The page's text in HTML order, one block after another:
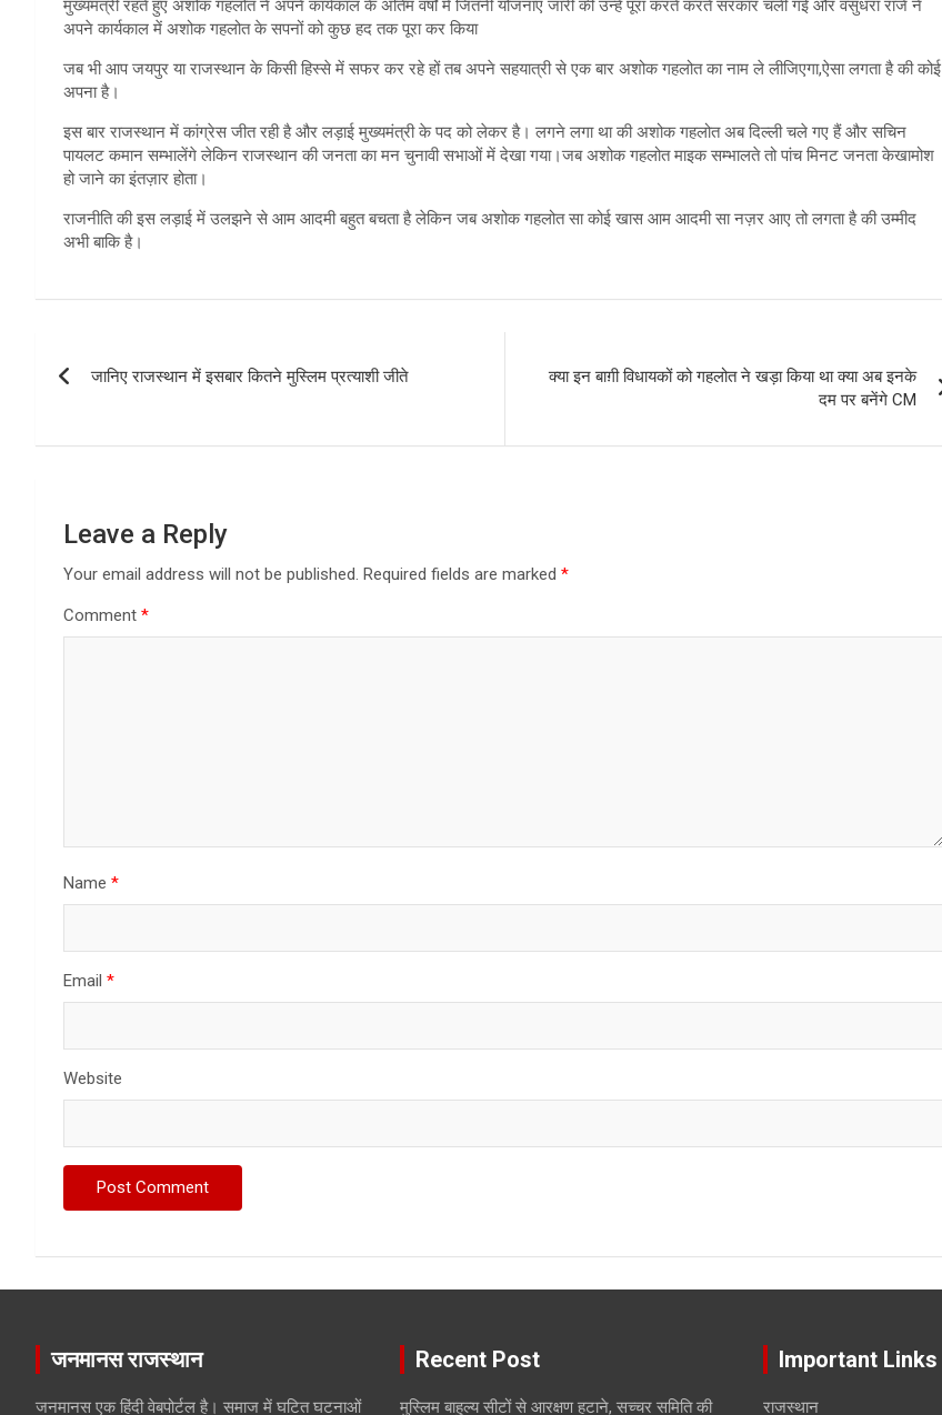
मुख्यमंत्री रहते हुए अशोक गहलोत ने अपने कार्यकाल के अंतिम वर्षों में जितनी योजनाएं जारी की उन्हें पूरा करते करते सरकार चली गई और वसुंधरा राजे ने
अपने कार्यकाल में अशोक गहलोत के सपनों को कुछ हद तक पूरा कर किया
जब भी आप जयपुर या राजस्थान के किसी हिस्से में सफर कर रहे हों तब अपने सहयात्री से एक बार अशोक गहलोत का नाम ले लीजिएगा,ऐसा लगता है की कोई
अपना है।
इस बार राजस्थान में कांग्रेस जीत रही है और लड़ाई मुख्यमंत्री के पद को लेकर है। लगने लगा था की अशोक गहलोत अब दिल्ली चले गए हैं और सचिन
पायलट कमान सम्भालेंगे लेकिन राजस्थान की जनता का मन चुनावी सभाओं में देखा गया।जब अशोक गहलोत माइक सम्भालते तो पांच मिनट जनता केखामोश
हो जाने का इंतज़ार होता।
राजनीति की इस लड़ाई में उलझने से आम आदमी बहुत बचता है लेकिन जब अशोक गहलोत सा कोई खास आम आदमी सा नज़र आए तो लगता है की उम्मीद
अभी बाकि है।
navigation
जानिए राजस्थान में इसबार कितने मुस्लिम प्रत्याशी जीते
क्या इन बाग़ी विधायकों को गहलोत ने खड़ा किया था क्या अब इनके
दम पर बनेंगे CM
Leave a Reply
Your email address will not be published. Required fields are marked *
Comment *
Name *
Email *
Website
जनमानस राजस्थान
जनमानस एक हिंदी वेबपोर्टल है। समाज में घटित घटनाओं
Recent Post
मुस्लिम बाहुल्य सीटों से आरक्षण हटाने, सच्चर समिति की
Important Links
राजस्थान